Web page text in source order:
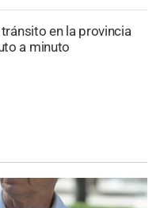
tránsito en la provincia
a minuto